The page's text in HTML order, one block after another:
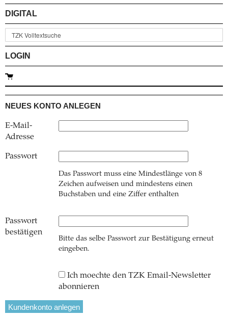
DIGITAL
LOGIN
NEUES KONTO ANLEGEN
E-Mail-
Adresse
Passwort
Das Passwort muss eine Mindestlänge von 8
Zeichen aufweisen und mindestens einen
Buchstaben und eine Ziffer enthalten
Passwort
bestätigen
Bitte das selbe Passwort zur Bestätigung erneut
eingeben.
Ich moechte den TZK Email-Newsletter
abonnieren